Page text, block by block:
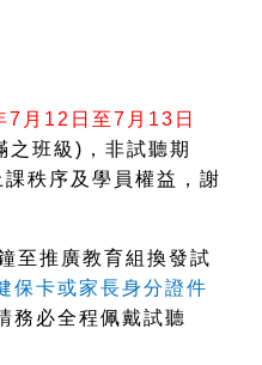
7月12日至7月13日
之班級)，非試聽期
秩序及學員權益，謝
至推廣教育組換發試
保卡或家長身分證件
務必全程佩戴試聽